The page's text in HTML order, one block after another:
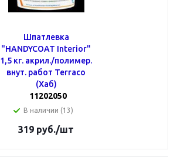
Шпатлевка
"HANDYCOAT Interior"
1,5 кг. акрил./полимер.
внут. работ Terraco
(Хаб)
11202050
В наличии (13)
319 руб./шт